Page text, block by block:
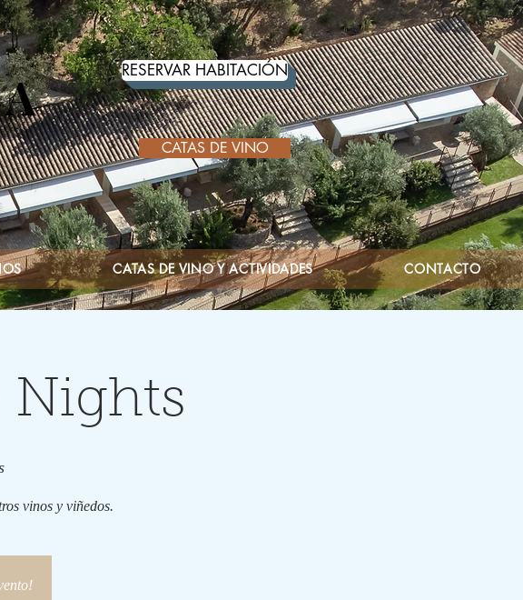
RESERVAR HABITACIÓN
CATAS DE VINO
CATAS DE VINO Y ACTIVIDADES CONTACTO
Nights
vinos y viñedos.